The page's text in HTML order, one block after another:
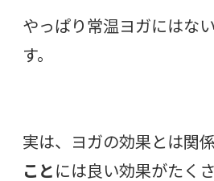
やっぱり常温ヨガにはな
す。
実は、ヨガの効果とは関係
こと には良い効果がたく